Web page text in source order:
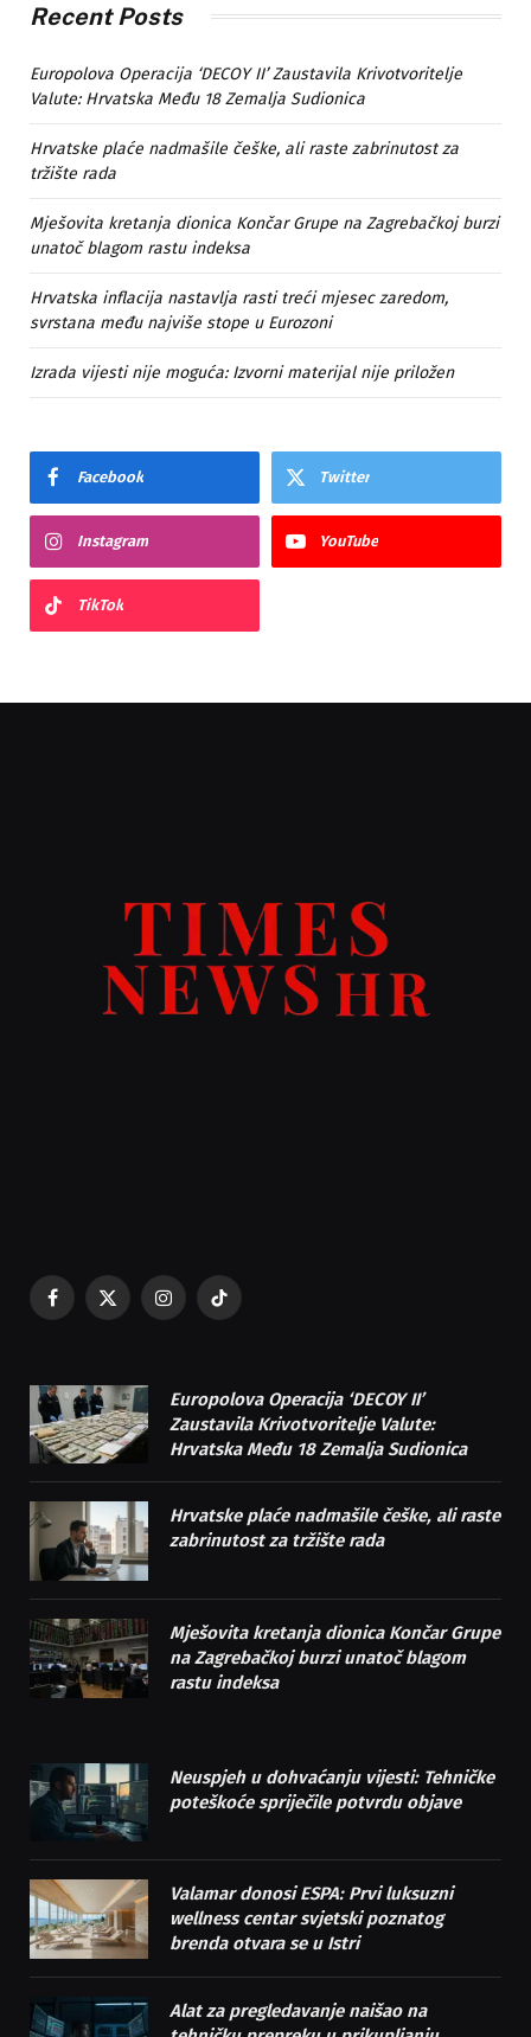
Recent Posts
Europolova Operacija ‘DECOY II’ Zaustavila Krivotvoritelje
Valute: Hrvatska Među 18 Zemalja Sudionica
Hrvatske plaće nadmašile češke, ali raste zabrinutost za
tržište rada
Mješovita kretanja dionica Končar Grupe na Zagrebačkoj burzi
unatoč blagom rastu indeksa
Hrvatska inflacija nastavlja rasti treći mjesec zaredom,
svrstana među najviše stope u Eurozoni
Izrada vijesti nije moguća: Izvorni materijal nije priložen
Facebook Twitter
Instagram YouTube
TikTok
Facebook
X
InstagramTikTok
Europolova Operacija ‘DECOY II’
Zaustavila Krivotvoritelje Valute:
Hrvatska Među 18 Zemalja Sudionica
Hrvatske plaće nadmašile češke, ali raste
zabrinutost za tržište rada
Mješovita kretanja dionica Končar Grupe
na Zagrebačkoj burzi unatoč blagom
rastu indeksa
Neuspjeh u dohvaćanju vijesti: Tehničke
poteškoće spriječile potvrdu objave
Valamar donosi ESPA: Prvi luksuzni
wellness centar svjetski poznatog
brenda otvara se u Istri
Alat za pregledavanje naišao na